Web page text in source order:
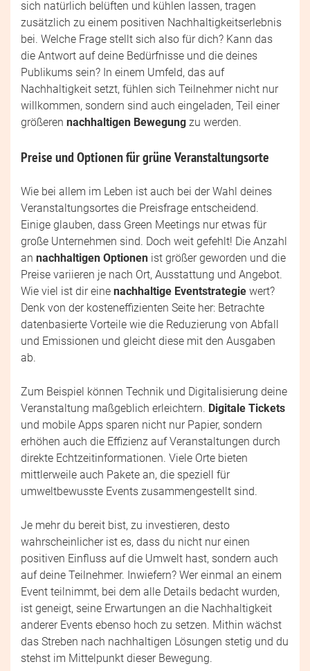
sich natürlich belüften und kühlen lassen, tragen
zusätzlich zu einem positiven Nachhaltigkeitserlebnis
bei. Welche Frage stellt sich also für dich? Kann das
die Antwort auf deine Bedürfnisse und die deines
Publikums sein? In einem Umfeld, das auf
Nachhaltigkeit setzt, fühlen sich Teilnehmer nicht nur
willkommen, sondern sind auch eingeladen, Teil einer
größeren nachhaltigen Bewegung zu werden.
Preise und Optionen für grüne Veranstaltungsorte
Wie bei allem im Leben ist auch bei der Wahl deines
Veranstaltungsortes die Preisfrage entscheidend.
Einige glauben, dass Green Meetings nur etwas für
große Unternehmen sind. Doch weit gefehlt! Die Anzahl
an nachhaltigen Optionen ist größer geworden und die
Preise variieren je nach Ort, Ausstattung und Angebot.
Wie viel ist dir eine nachhaltige Eventstrategie wert?
Denk von der kosteneffizienten Seite her: Betrachte
datenbasierte Vorteile wie die Reduzierung von Abfall
und Emissionen und gleicht diese mit den Ausgaben
ab.
Zum Beispiel können Technik und Digitalisierung deine
Veranstaltung maßgeblich erleichtern. Digitale Tickets
und mobile Apps sparen nicht nur Papier, sondern
erhöhen auch die Effizienz auf Veranstaltungen durch
direkte Echtzeitinformationen. Viele Orte bieten
mittlerweile auch Pakete an, die speziell für
umweltbewusste Events zusammengestellt sind.
Je mehr du bereit bist, zu investieren, desto
wahrscheinlicher ist es, dass du nicht nur einen
positiven Einfluss auf die Umwelt hast, sondern auch
auf deine Teilnehmer. Inwiefern? Wer einmal an einem
Event teilnimmt, bei dem alle Details bedacht wurden,
ist geneigt, seine Erwartungen an die Nachhaltigkeit
anderer Events ebenso hoch zu setzen. Mithin wächst
das Streben nach nachhaltigen Lösungen stetig und du
stehst im Mittelpunkt dieser Bewegung.